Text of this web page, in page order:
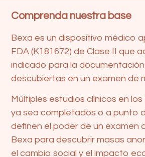
Comprenda nuestra base
Bexa es un dispositivo médico
FDA (K181672) de Clase II que
indicado para la
descubiertas en un examen de
Múltiples estudios clínicos en
ya sea completados o a punto
definen el poder de un examen
Bexa para descubrir masas
el cambio social y el impacto